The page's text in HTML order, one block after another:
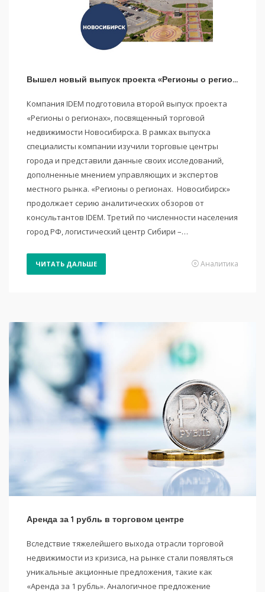
Вышел новый выпуск проекта «Регионы о регионах. Новосибирск»
Компания IDEM подготовила второй выпуск проекта
«Регионы о регионах», посвященный торговой
недвижимости Новосибирска. В рамках выпуска
специалисты компании изучили торговые центры
города и представили данные своих исследований,
дополненные мнением управляющих и экспертов
местного рынка. «Регионы о регионах. Новосибирск»
продолжает серию аналитических обзоров от
консультантов IDEM. Третий по численности населения
город РФ, логистический центр Сибири –…
ЧИТАТЬ ДАЛЬШЕ Аналитика
Аренда за 1 рубль в торговом центре
Вследствие тяжелейшего выхода отрасли торговой
недвижимости из кризиса, на рынке стали появляться
уникальные акционные предложения, такие как
«Аренда за 1 рубль». Аналогичное предложение